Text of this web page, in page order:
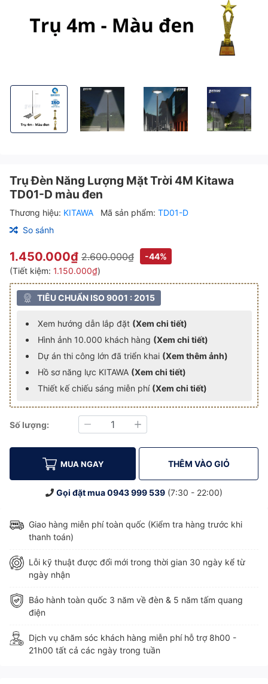
Trụ Đèn Năng Lượng Mặt Trời 4M Kitawa TD01-D màu đen
Trụ Đèn Năng Lượng Mặt Trời 4M Kitawa TD01-
Trụ Đèn Năng Lượng Mặt Trời
Trụ Đèn Năng
Trụ Đèn Năng Lượng Mặt Trời 4M Kitawa
TD01-D màu đen
Thương hiệu: KITAWA Mã sản phẩm: TD01-D
So sánh
1.450.000₫ 2.600.000₫
-44%
(Tiết kiệm: 1.150.000₫)
TIÊU CHUẨN ISO 9001 : 2015
Xem hướng dẫn lắp đặt (Xem chi tiết)
Hình ảnh 10.000 khách hàng (Xem chi tiết)
Dự án thi công lớn đã triển khai (Xem thêm ảnh)
Hồ sơ năng lực KITAWA (Xem chi tiết)
Thiết kế chiếu sáng miễn phí (Xem chi tiết)
Số lượng:
Giảm Tăng
MUA NGAY THÊM VÀO GIỎ
Gọi đặt mua0943 999 539 (7:30 - 22:00)
Giao hàng miễn phí toàn quốc (Kiểm tra hàng trước khi
thanh toán)
Lỗi kỹ thuật được đổi mới trong thời gian 30 ngày kể từ
ngày nhận
Bảo hành toàn quốc 3 năm về đèn & 5 năm tấm quang
điện
Dịch vụ chăm sóc khách hàng miễn phí hỗ trợ 8h00 -
21h00 tất cả các ngày trong tuần